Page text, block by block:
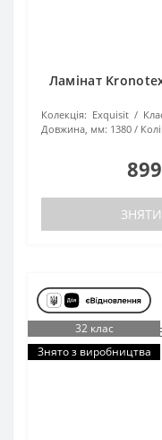
Ламінат
Колекція: Exquisit
Довжина, мм: 1380
32 клас
Знято з виробництва